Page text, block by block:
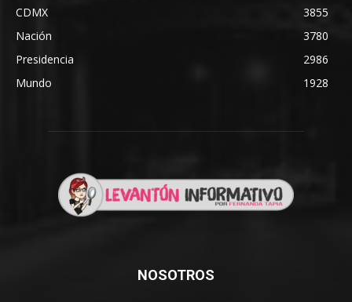
CDMX
3855
Nación
3780
Presidencia
2986
Mundo
1928
NOSOTROS